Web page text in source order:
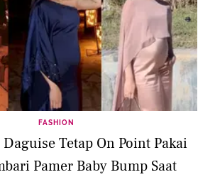
FASHION
Daguise Tetap On Point Pakai
Pamer Baby Bump Saat